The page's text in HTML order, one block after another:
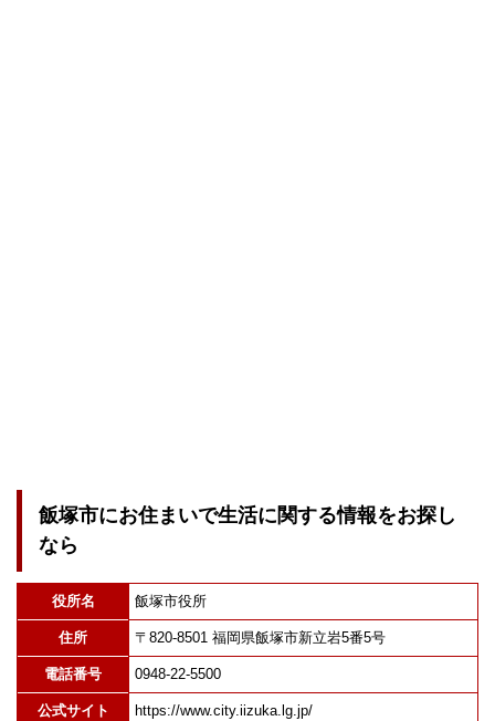
飯塚市にお住まいで生活に関する情報をお探し
なら
役所名 飯塚市役所
住所 〒820-8501 福岡県飯塚市新立岩5番5号
電話番号 0948-22-5500
公式サイト https://www.city.iizuka.lg.jp/